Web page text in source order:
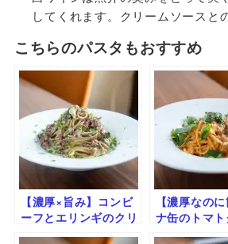
してくれます。クリームソースと
こちらのパスタもおすすめ
【濃厚×旨み】コンビ
ーフとエリンギのクリ
【濃厚なの
ナ缶のトマ